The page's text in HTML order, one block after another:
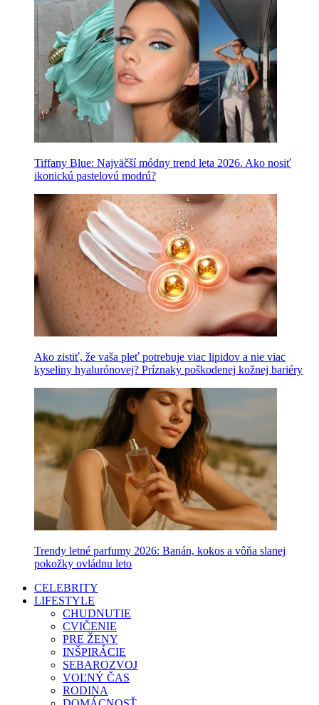
Tiffany Blue: Najväčší módny trend leta 2026. Ako nosiť
ikonickú pastelovú modrú?
Ako zistiť, že vaša pleť potrebuje viac lipidov a nie viac
kyseliny hyalurónovej? Príznaky poškodenej kožnej bariéry
Trendy letné parfumy 2026: Banán, kokos a vôňa slanej
pokožky ovládnu leto
CELEBRITY
LIFESTYLE
CHUDNUTIE
CVIČENIE
PRE ŽENY
INŠPIRÁCIE
SEBAROZVOJ
VOĽNÝ ČAS
RODINA